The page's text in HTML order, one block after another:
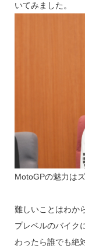
いてみました。
MotoGPの魅力はズ
難しいことはわか
プレベルのバイク
わったら誰でも絶